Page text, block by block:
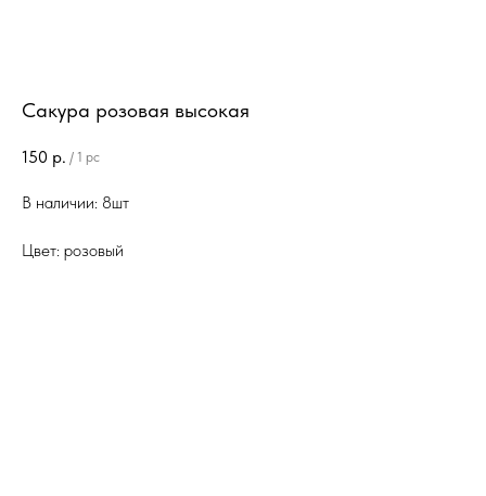
Сакура розовая высокая
150 р. / 1 pc
В наличии: 8шт
Цвет: розовый